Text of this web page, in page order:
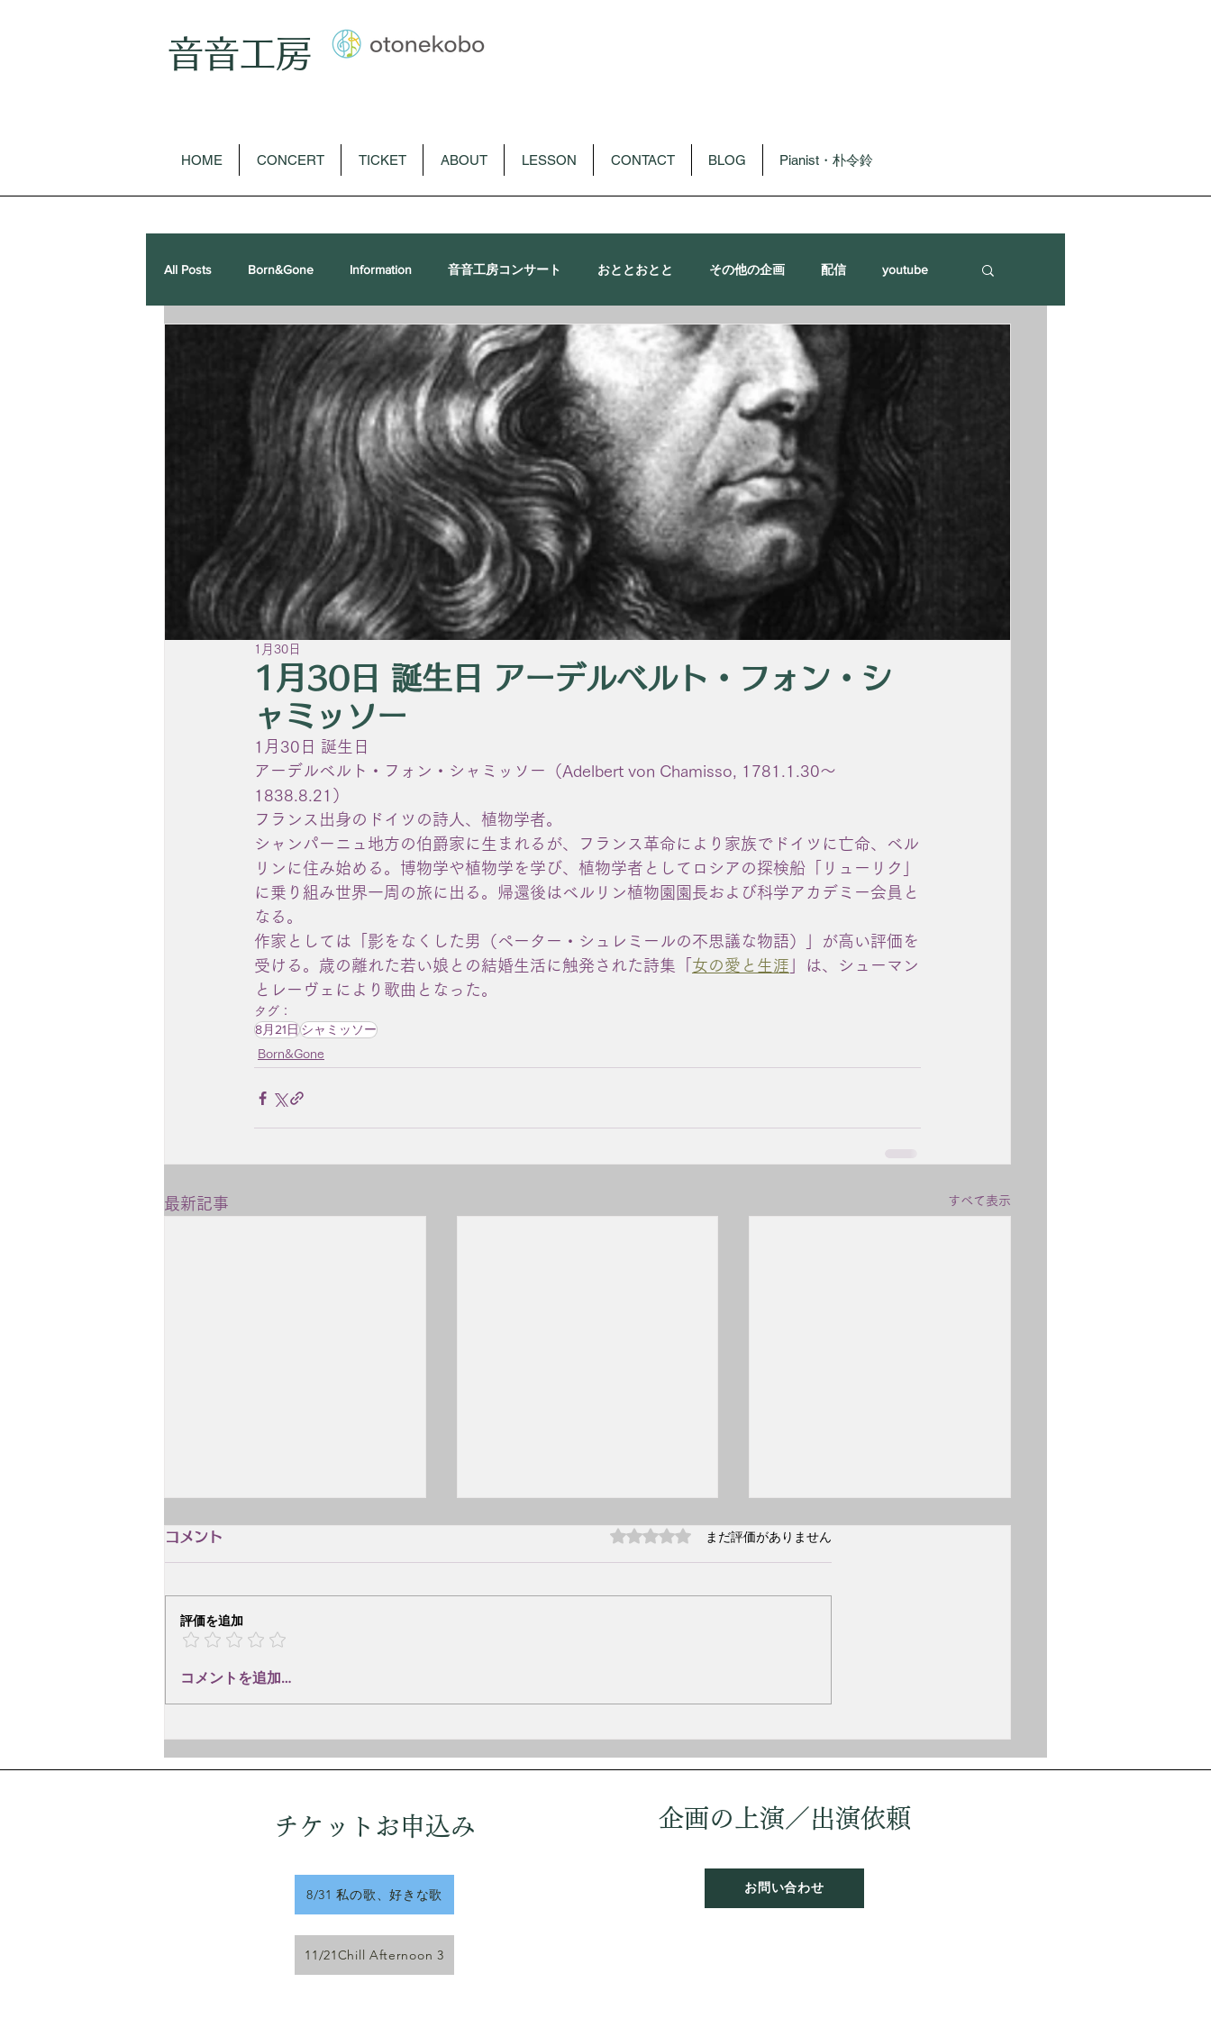
音音工房
HOME CONCERT TICKET ABOUT LESSON CONTACT BLOG Pianist・朴令鈴
All Posts Born&Gone Information 音音工房コンサート おととおとと その他の企画 配信 youtube
オペラ ピアノソロ 朴令鈴出演コンサート メディア CD 音音講習会
1月30日 誕生日 アーデルベルト・フォン・シ
ャミッソー
1月30日
1月30日 誕生日
アーデルベルト・フォン・シャミッソー（Adelbert von Chamisso, 1781.1.30〜
1838.8.21）
フランス出身のドイツの詩人、植物学者。
シャンパーニュ地方の伯爵家に生まれるが、フランス革命により家族でドイツに亡命、ベル
リンに住み始める。博物学や植物学を学び、植物学者としてロシアの探検船「リューリク」
に乗り組み世界一周の旅に出る。帰還後はベルリン植物園園長および科学アカデミー会員と
なる。
作家としては「影をなくした男（ペーター・シュレミールの不思議な物語）」が高い評価を
受ける。歳の離れた若い娘との結婚生活に触発された詩集「 女の愛と生涯 」は、シューマン
とレーヴェにより歌曲となった。
タグ：
8月21日シャミッソー
Born&Gone
最新記事 すべて表示
はじめ、1928.2.4~2004.8.14）
京都府出身の詩人、英米文学者、
翻訳家、童話作家、作詞家。
在学中に「トロイカ文学集団」に
参加し、詩や小説を執筆。1953
政大学教授（1991年退職）。 彼
三善晃、信長貴富、石井眞木、高
2月2日 誕生日 フリッツ・
クライスラー
12歳で首席卒業する。しかし神
童扱いが嫌で医学を勉強したり陸
しヨーロッパ各地で演奏活動を行
う。ウィーンフィルの入団試験に
「愛の喜
コメント 5つ星のうち0と評価されています。
まだ評価がありません
評価を追加
コメントを追加…
チケットお申込み
8/31 私の歌、好きな歌
企画の上演／出演依頼
お問い合わせ
11/21Chill Afternoon 3